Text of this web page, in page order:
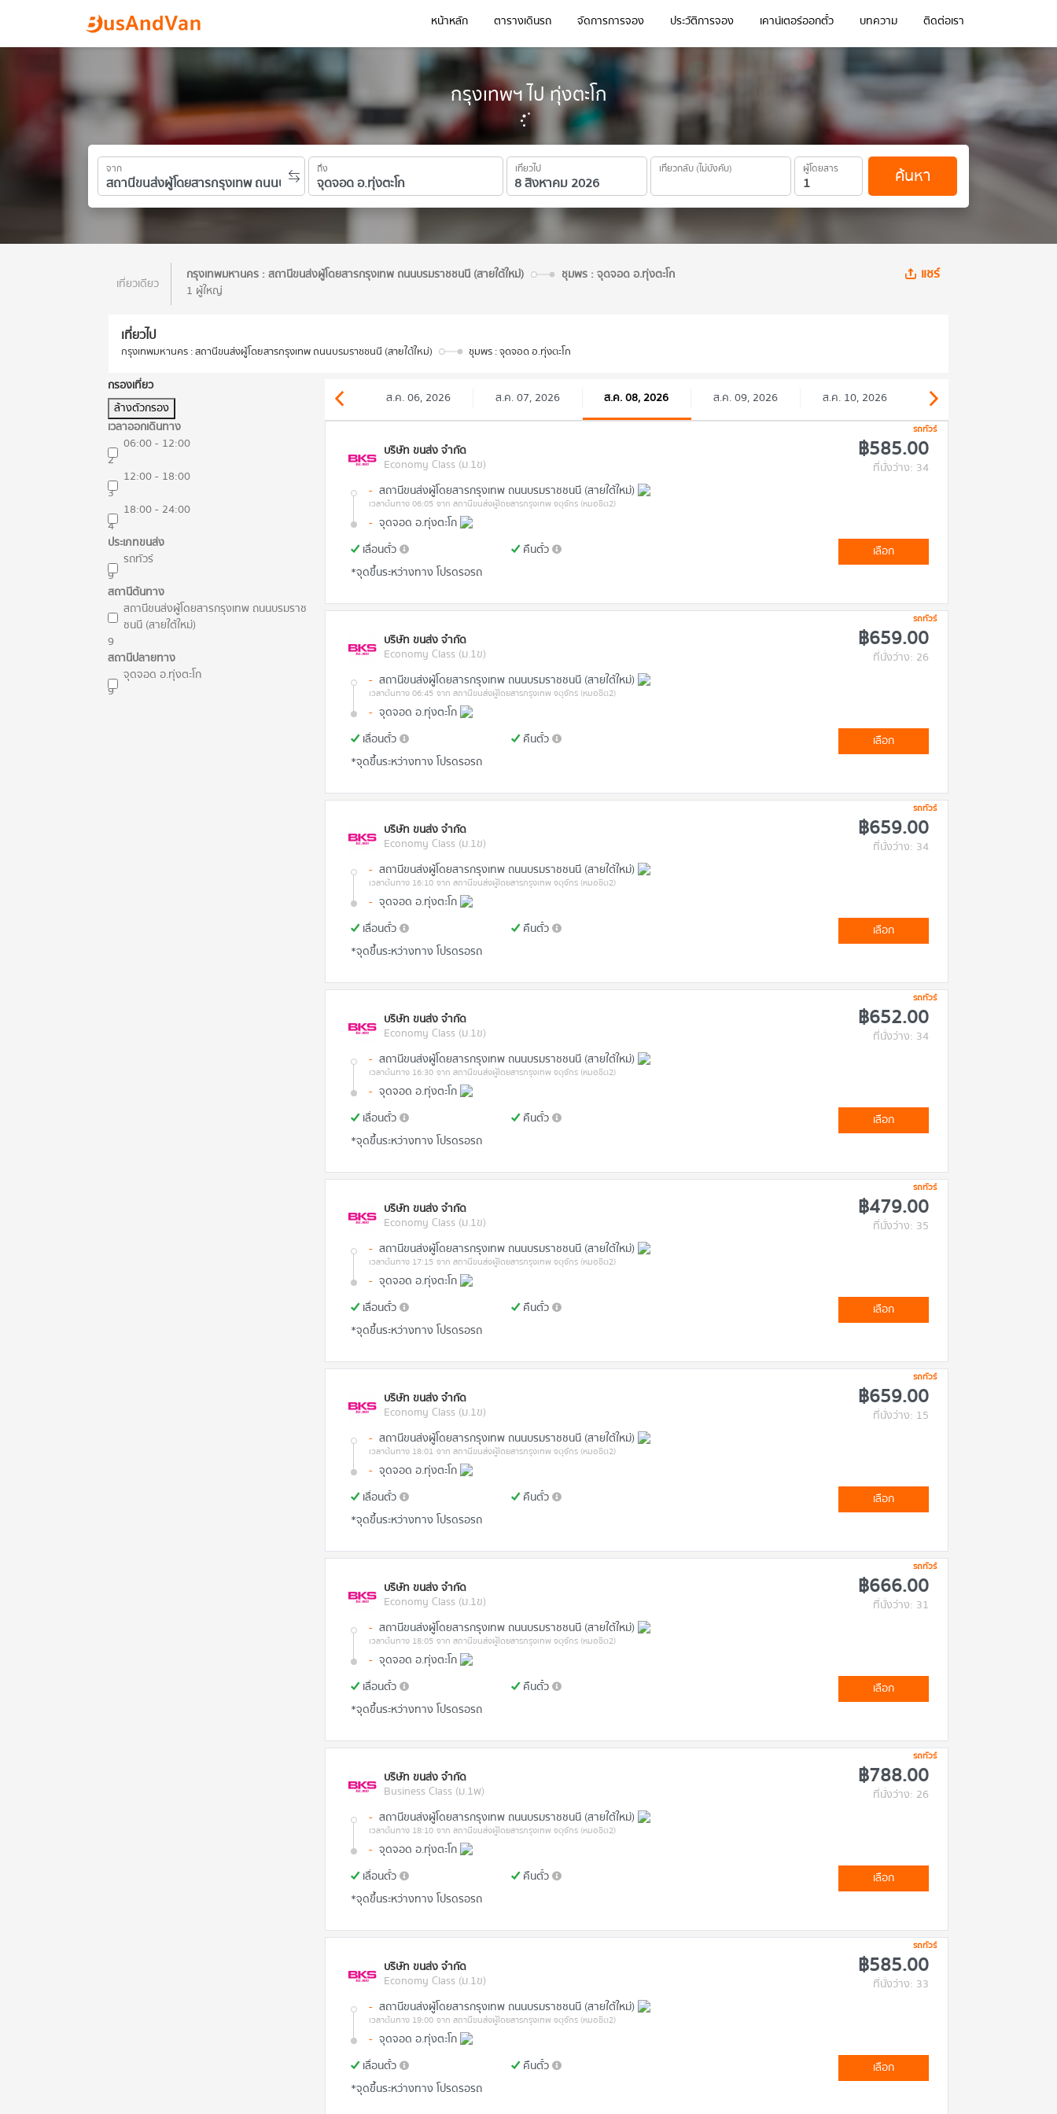
กรุงเทพฯ ไป ทุ่งตะโก
จาก ถึง เที่ยวไป เที่ยวกลับ (ไม่บังคับ) ผู้โดยสาร ค้นหา
หน้าหลัก ตารางเดินรถ จัดการการจอง ประวัติการจอง เคาน์เตอร์ออกตั๋ว บทความ ติดต่อเรา
เที่ยวเดียว
กรุงเทพมหานคร : สถานีขนส่งผู้โดยสารกรุงเทพ ถนนบรมราชชนนี (สายใต้ใหม่)
ชุมพร : จุดจอด อ.ทุ่งตะโก
1 ผู้ใหญ่
แชร์
เที่ยวไป
กรุงเทพมหานคร : สถานีขนส่งผู้โดยสารกรุงเทพ ถนนบรมราชชนนี (สายใต้ใหม่) ชุมพร : จุดจอด อ.ทุ่งตะโก
กรองเที่ยว
ล้างตัวกรอง
เวลาออกเดินทาง
06:00 - 12:00
2
12:00 - 18:00
3
18:00 - 24:00
4
ประเภทขนส่ง
รถทัวร์
9
สถานีต้นทาง
สถานีขนส่งผู้โดยสารกรุงเทพ ถนนบรมราช
ชนนี (สายใต้ใหม่)
9
สถานีปลายทาง
จุดจอด อ.ทุ่งตะโก
9
ส.ค. 06, 2026 ส.ค. 07, 2026 ส.ค. 08, 2026 ส.ค. 09, 2026 ส.ค. 10, 2026
รถทัวร์
บริษัท ขนส่ง จำกัด
Economy Class (ม.1ข)
฿585.00
ที่นั่งว่าง: 34
- สถานีขนส่งผู้โดยสารกรุงเทพ ถนนบรมราชชนนี (สายใต้ใหม่)
เวลาต้นทาง 06:05 จาก สถานีขนส่งผู้โดยสารกรุงเทพ จตุจักร (หมอชิต2)
- จุดจอด อ.ทุ่งตะโก
เลื่อนตั๋ว
คืนตั๋ว
*จุดขึ้นระหว่างทาง โปรดรอรถ
เลือก
รถทัวร์
บริษัท ขนส่ง จำกัด
Economy Class (ม.1ข)
฿659.00
ที่นั่งว่าง: 26
- สถานีขนส่งผู้โดยสารกรุงเทพ ถนนบรมราชชนนี (สายใต้ใหม่)
เวลาต้นทาง 06:45 จาก สถานีขนส่งผู้โดยสารกรุงเทพ จตุจักร (หมอชิต2)
- จุดจอด อ.ทุ่งตะโก
เลื่อนตั๋ว
คืนตั๋ว
*จุดขึ้นระหว่างทาง โปรดรอรถ
เลือก
รถทัวร์
บริษัท ขนส่ง จำกัด
Economy Class (ม.1ข)
฿659.00
ที่นั่งว่าง: 34
- สถานีขนส่งผู้โดยสารกรุงเทพ ถนนบรมราชชนนี (สายใต้ใหม่)
เวลาต้นทาง 16:10 จาก สถานีขนส่งผู้โดยสารกรุงเทพ จตุจักร (หมอชิต2)
- จุดจอด อ.ทุ่งตะโก
เลื่อนตั๋ว
คืนตั๋ว
*จุดขึ้นระหว่างทาง โปรดรอรถ
เลือก
รถทัวร์
บริษัท ขนส่ง จำกัด
Economy Class (ม.1ข)
฿652.00
ที่นั่งว่าง: 34
- สถานีขนส่งผู้โดยสารกรุงเทพ ถนนบรมราชชนนี (สายใต้ใหม่)
เวลาต้นทาง 16:30 จาก สถานีขนส่งผู้โดยสารกรุงเทพ จตุจักร (หมอชิต2)
- จุดจอด อ.ทุ่งตะโก
เลื่อนตั๋ว
คืนตั๋ว
*จุดขึ้นระหว่างทาง โปรดรอรถ
เลือก
รถทัวร์
บริษัท ขนส่ง จำกัด
Economy Class (ม.1ข)
฿479.00
ที่นั่งว่าง: 35
- สถานีขนส่งผู้โดยสารกรุงเทพ ถนนบรมราชชนนี (สายใต้ใหม่)
เวลาต้นทาง 17:15 จาก สถานีขนส่งผู้โดยสารกรุงเทพ จตุจักร (หมอชิต2)
- จุดจอด อ.ทุ่งตะโก
เลื่อนตั๋ว
คืนตั๋ว
*จุดขึ้นระหว่างทาง โปรดรอรถ
เลือก
รถทัวร์
บริษัท ขนส่ง จำกัด
Economy Class (ม.1ข)
฿659.00
ที่นั่งว่าง: 15
- สถานีขนส่งผู้โดยสารกรุงเทพ ถนนบรมราชชนนี (สายใต้ใหม่)
เวลาต้นทาง 18:01 จาก สถานีขนส่งผู้โดยสารกรุงเทพ จตุจักร (หมอชิต2)
- จุดจอด อ.ทุ่งตะโก
เลื่อนตั๋ว
คืนตั๋ว
*จุดขึ้นระหว่างทาง โปรดรอรถ
เลือก
รถทัวร์
บริษัท ขนส่ง จำกัด
Economy Class (ม.1ข)
฿666.00
ที่นั่งว่าง: 31
- สถานีขนส่งผู้โดยสารกรุงเทพ ถนนบรมราชชนนี (สายใต้ใหม่)
เวลาต้นทาง 18:05 จาก สถานีขนส่งผู้โดยสารกรุงเทพ จตุจักร (หมอชิต2)
- จุดจอด อ.ทุ่งตะโก
เลื่อนตั๋ว
คืนตั๋ว
*จุดขึ้นระหว่างทาง โปรดรอรถ
เลือก
รถทัวร์
บริษัท ขนส่ง จำกัด
Business Class (ม.1พ)
฿788.00
ที่นั่งว่าง: 26
- สถานีขนส่งผู้โดยสารกรุงเทพ ถนนบรมราชชนนี (สายใต้ใหม่)
เวลาต้นทาง 18:10 จาก สถานีขนส่งผู้โดยสารกรุงเทพ จตุจักร (หมอชิต2)
- จุดจอด อ.ทุ่งตะโก
เลื่อนตั๋ว
คืนตั๋ว
*จุดขึ้นระหว่างทาง โปรดรอรถ
เลือก
รถทัวร์
บริษัท ขนส่ง จำกัด
Economy Class (ม.1ข)
฿585.00
ที่นั่งว่าง: 33
- สถานีขนส่งผู้โดยสารกรุงเทพ ถนนบรมราชชนนี (สายใต้ใหม่)
เวลาต้นทาง 19:00 จาก สถานีขนส่งผู้โดยสารกรุงเทพ จตุจักร (หมอชิต2)
- จุดจอด อ.ทุ่งตะโก
เลื่อนตั๋ว
คืนตั๋ว
*จุดขึ้นระหว่างทาง โปรดรอรถ
เลือก